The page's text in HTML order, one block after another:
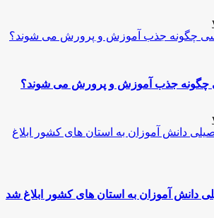
چگونه جذب آموزش و پرورش می شوند؟
دانش آموزان به استان های كشور ابلاغ شد